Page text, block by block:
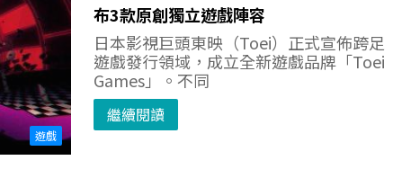
遊戲
布3款原創獨立遊戲陣容
日本影視巨頭東映（Toei）正式宣佈跨足
遊戲發行領域，成立全新遊戲品牌「Toei
Games」。不同
繼續閱讀